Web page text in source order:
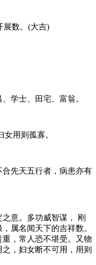
数。(大吉)
学士、田宅、富翁。
用则孤寡。
先天五行者，病患亦有
意。多功威智谋， 刚
属名闻天下的吉祥数。
，常人恐不堪受。又物
，妇女断不可用，用则